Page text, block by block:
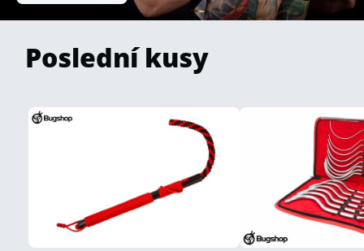
Poslední kusy